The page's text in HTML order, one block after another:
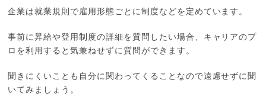
企業は就業規則で雇用形態ごとに制度などを定めています。
事前に昇給や登用制度の詳細を質問したい場合、キャリアのプ
ロを利用すると気兼ねせずに質問ができます。
聞きにくいことも自分に関わってくることなので遠慮せずに聞
いてみましょう。